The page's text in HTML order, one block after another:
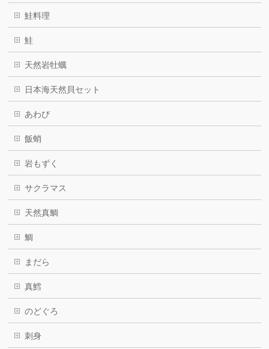
鮭料理
鮭
天然岩牡蠣
日本海天然貝セット
あわび
飯蛸
岩もずく
サクラマス
天然真鯛
鯛
まだら
真鱈
のどぐろ
刺身